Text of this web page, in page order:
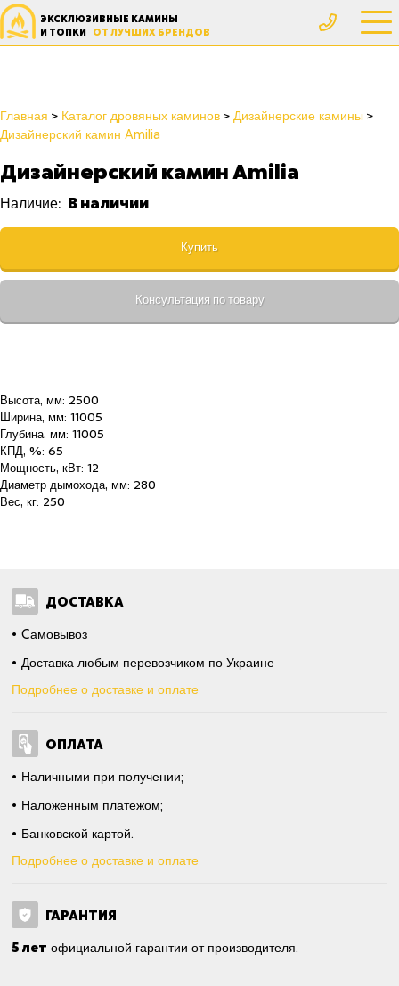
ЭКСКЛЮЗИВНЫЕ КАМИНЫ
И ТОПКИ ОТ ЛУЧШИХ БРЕНДОВ
Главная Каталог дровяных каминов
Дизайнерские камины
Дизайнерский камин Amilia
Дизайнерский камин Amilia
Наличие: В наличии
Купить
Консультация по товару
Высота, мм: 2500
Ширина, мм: 11005
Глубина, мм: 11005
КПД, %: 65
Мощность, кВт: 12
Диаметр дымохода, мм: 280
Вес, кг: 250
ДОСТАВКА
Cамовывоз
Доставка любым перевозчиком по Украине
Подробнее о доставке и оплате
ОПЛАТА
Наличными при получении;
Наложенным платежом;
Банковской картой.
Подробнее о доставке и оплате
ГАРАНТИЯ
5 лет официальной гарантии от производителя.